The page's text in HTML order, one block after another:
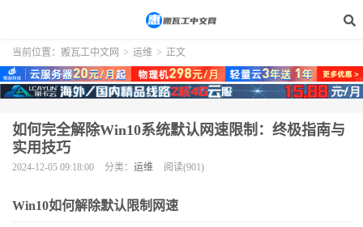
当前位置： 搬瓦工中文网 > 运维 > 正文
如何完全解除Win10系统默认网速限制：终极指南与
实用技巧
2024-12-05 09:18:00 分类： 运维 阅读(901)
Win10如何解除默认限制网速